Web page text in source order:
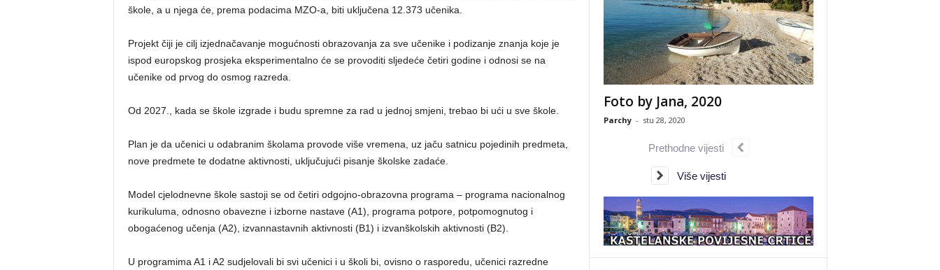
škole, a u njega će, prema podacima MZO-a, biti uključena 12.373 učenika.
Projekt čiji je cilj izjednačavanje mogućnosti obrazovanja za sve učenike i podizanje znanja koje je
ispod europskog prosjeka eksperimentalno će se provoditi sljedeće četiri godine i odnosi se na
učenike od prvog do osmog razreda.
Od 2027., kada se škole izgrade i budu spremne za rad u jednoj smjeni, trebao bi ući u sve škole.
Plan je da učenici u odabranim školama provode više vremena, uz jaču satnicu pojedinih predmeta,
nove predmete te dodatne aktivnosti, uključujući pisanje školske zadaće.
Model cjelodnevne škole sastoji se od četiri odgojno-obrazovna programa – programa nacionalnog
kurikuluma, odnosno obavezne i izborne nastave (A1), programa potpore, potpomognutog i
obogaćenog učenja (A2), izvannastavnih aktivnosti (B1) i izvanškolskih aktivnosti (B2).
U programima A1 i A2 sudjelovali bi svi učenici i u školi bi, ovisno o rasporedu, učenici razredne
Foto by Jana, 2020
Parchy - stu 28, 2020
Prethodne vijesti
Više vijesti